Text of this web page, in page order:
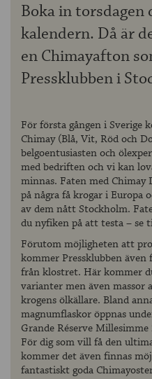
Boka in torsdagen
kalendern. Då är
en Chimayafton
Pressklubben i
För första gången i Sverige
Chimay (Blå, Vit, Röd och
belgoentusiasten och
med bedriften och vi kan
minnas. Faten med Chimay
på några få krogar i Europa
av dem nått Stockholm.
du nyfiken på att testa – se
Förutom möjligheten att
kommer Pressklubben
från klostret. Här kommer
varianter men även massor
krogens ölkällare. Bland
magnumflaskor öppnas
Grande Réserve
För dig som vill få den
kommer det även finnas
fantastiskt goda